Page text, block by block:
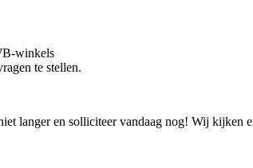
winkels
te stellen.
langer en solliciteer vandaag nog! Wij